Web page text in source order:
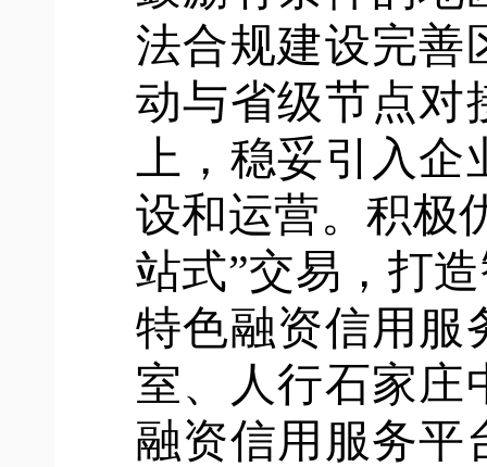
法合规建设完善
动与省级节点对
上，稳妥引入
设和运营。积极
站式”交易，打
特色融资信用服
室、人行石家庄
融资信用服务平